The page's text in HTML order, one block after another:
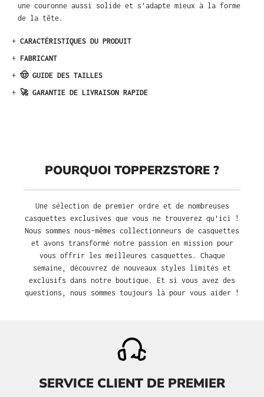
une couronne aussi solide et s’adapte mieux à la forme
de la tête.
+ CARACTÉRISTIQUES DU PRODUIT
+ FABRICANT
+ 🤠 GUIDE DES TAILLES
+ 🚀 GARANTIE DE LIVRAISON RAPIDE
POURQUOI TOPPERZSTORE ?
Une sélection de premier ordre et de nombreuses
casquettes exclusives que vous ne trouverez qu'ici !
Nous sommes nous-mêmes collectionneurs de casquettes
et avons transformé notre passion en mission pour
vous offrir les meilleures casquettes. Chaque
semaine, découvrez de nouveaux styles limités et
exclusifs dans notre boutique. Et si vous avez des
questions, nous sommes toujours là pour vous aider !
SERVICE CLIENT DE PREMIER